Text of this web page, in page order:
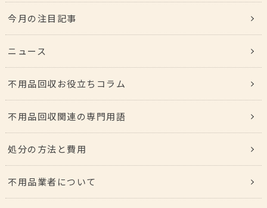
今月の注目記事
ニュース
不用品回収お役立ちコラム
不用品回収関連の専門用語
処分の方法と費用
不用品業者について